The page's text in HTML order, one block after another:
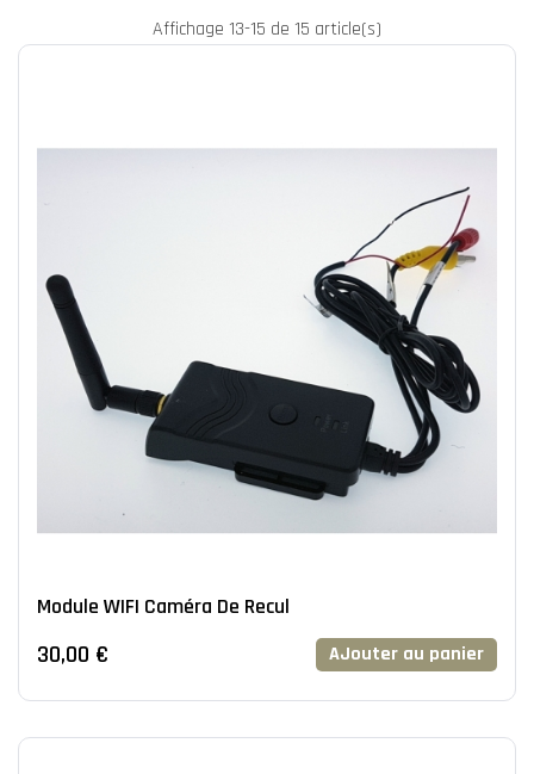
Affichage 13-15 de 15 article(s)
Module WIFI Caméra De Recul
30,00 € AJouter au panier